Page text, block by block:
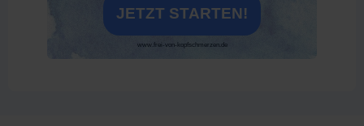
JETZT STARTEN!
www.frei-von-kopfschmerzen.de